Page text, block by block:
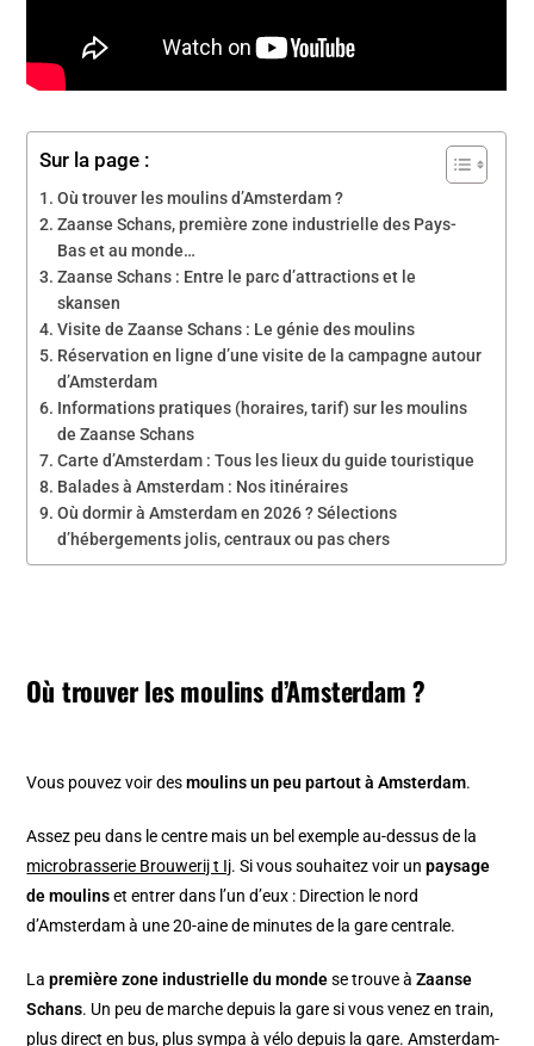
English version
Sur la page :
Où trouver les moulins d’Amsterdam ?
Zaanse Schans, première zone industrielle des Pays-
Bas et au monde…
Zaanse Schans : Entre le parc d’attractions et le
skansen
Visite de Zaanse Schans : Le génie des moulins
Réservation en ligne d’une visite de la campagne autour
d’Amsterdam
Informations pratiques (horaires, tarif) sur les moulins
de Zaanse Schans
Carte d’Amsterdam : Tous les lieux du guide touristique
Balades à Amsterdam : Nos itinéraires
Où dormir à Amsterdam en 2026 ? Sélections
d’hébergements jolis, centraux ou pas chers
Où trouver les moulins d’Amsterdam ?
Vous pouvez voir desmoulins un peu partout à Amsterdam.
Assez peu dans le centre mais un bel exemple au-dessus de la
microbrasserie Brouwerij t Ij. Si vous souhaitez voir unpaysage
de moulinset entrer dans l’un d’eux : Direction le nord
d’Amsterdam à une 20-aine de minutes de la gare centrale.
Lapremière zone industrielle du mondese trouve àZaanse
Schans. Un peu de marche depuis la gare si vous venez en train,
plus direct en bus, plus sympa à vélo depuis la gare. Amsterdam-